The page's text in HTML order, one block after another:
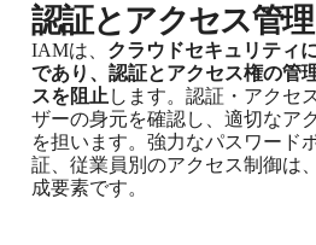
認証とアクセス管理
IAMは、 クラウドセキュリティ
であり、認証とアクセス権の管
スを阻止 します。認証・アクセ
ザーの身元を確認し、適切なア
を担います。強力なパスワード
証、従業員別のアクセス制御は
成要素です。